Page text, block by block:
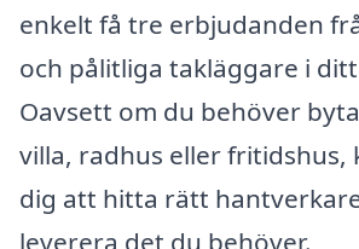
enkelt få tre erbjudanden
och pålitliga takläggare i
Oavsett om du behöver
villa, radhus eller fritidshus,
dig att hitta rätt
leverera det du behöver.